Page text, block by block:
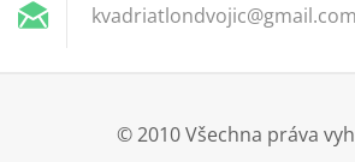
kvadriatlondvojic@gmail.com
© 2010 Všechna práva